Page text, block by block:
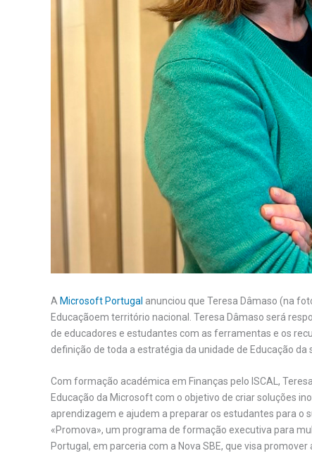
A Microsoft Portugal anunciou que Teresa Dâmaso (na
Educaçãoem território nacional. Teresa Dâmaso será
de educadores e estudantes com as ferramentas e os
definição de toda a estratégia da unidade de Educação
Com formação académica em Finanças pelo ISCAL,
Educação da Microsoft com o objetivo de criar soluções
aprendizagem e ajudem a preparar os estudantes para o
«Promova», um programa de formação executiva para
Portugal, em parceria com a Nova SBE, que visa